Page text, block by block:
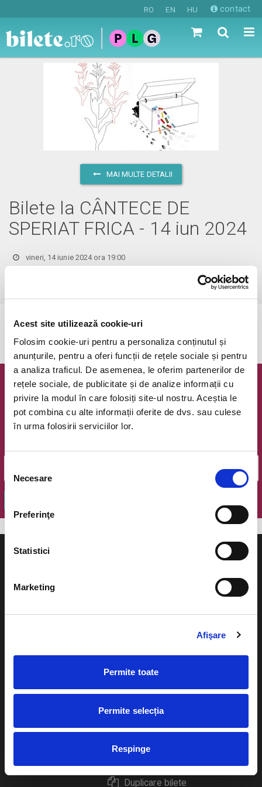
Acest site utilizează cookie-uri
Folosim cookie-uri pentru a personaliza conținutul și
anunțurile, pentru a oferi funcții de rețele sociale și pentru
a analiza traficul. De asemenea, le oferim partenerilor de
rețele sociale, de publicitate și de analize informații cu
privire la modul în care folosiți site-ul nostru. Aceștia le
pot combina cu alte informații oferite de dvs. sau culese
în urma folosirii serviciilor lor.
consimțământului
Necesare
Preferinţe
Statistici
Marketing
Afişare
Permite toate
Permite selecția
Respinge
RO EN HU contact
MAI MULTE DETALII
Bilete la CÂNTECE DE
SPERIAT FRICA - 14 iun 2024
vineri, 14 iunie 2024 ora 19:00
Evenimentul a expirat.
Newsletter @ Bilete.ro
Oferte exclusive si o editie saptamanala cu cele mai noi
evenimente.
Cum comand bilete?
eBilet printat acasa
Returnare bilete
Duplicare bilete
Pentru copii
Diverse